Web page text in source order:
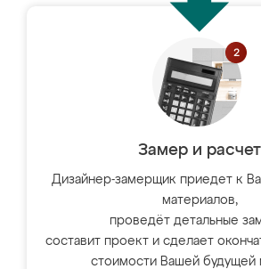
Замер и расчет
Дизайнер-замерщик приедет к
материалов,
проведёт детальные
составит проект и сделает
стоимости Вашей будущей